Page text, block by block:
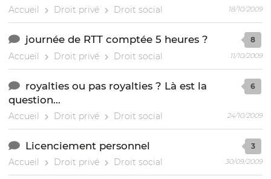
Accueil Droit privé Droit social 18/10/2009
journée de RTT comptée 5 heures ?
Accueil Droit privé Droit social
8
11/10/2009
royalties ou pas royalties ? Là est la
question...
Accueil Droit privé Droit social
6
24/10/2009
Licenciement personnel
Accueil Droit privé Droit social
3
30/09/2009